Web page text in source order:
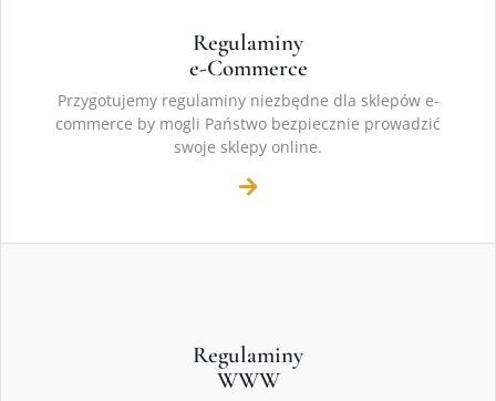
Regulaminy
e-Commerce
Przygotujemy regulaminy niezbędne dla sklepów e-
commerce by mogli Państwo bezpiecznie prowadzić
swoje sklepy online.
Regulaminy
WWW